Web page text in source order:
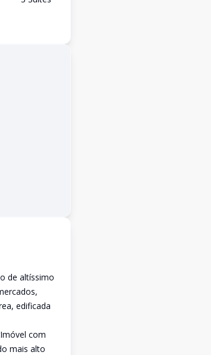
de altíssimo
edificada
com
mais alto